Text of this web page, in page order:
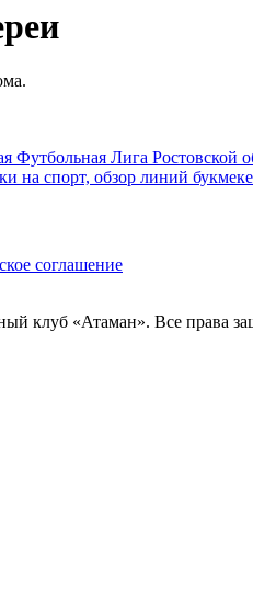
Футбольная Лига Ростовской
на спорт, обзор линий
соглашение
клуб «Атаман». Все права